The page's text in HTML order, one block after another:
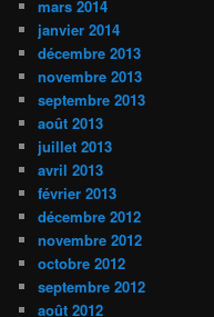
mars 2014
janvier 2014
décembre 2013
novembre 2013
septembre 2013
août 2013
juillet 2013
avril 2013
février 2013
décembre 2012
novembre 2012
octobre 2012
septembre 2012
août 2012